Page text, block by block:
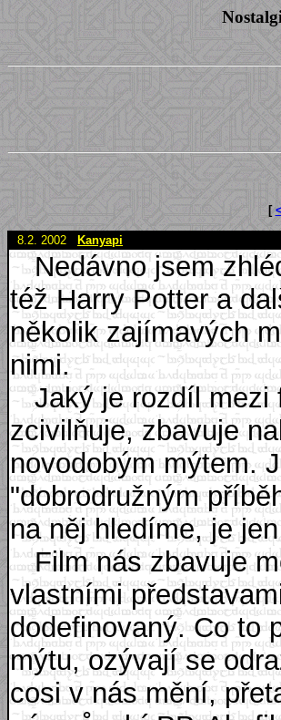
[
8.2. 2002 Kanyapi
Nedávno jsem
též Harry Potter a
několik zajímavých
nimi.
Jaký je rozdíl mezi
zcivilňuje, zbavuje
novodobým mýtem.
"dobrodružným
na něj hledíme, je
Film nás zbavuje
vlastními
dodefinovaný. Co to
mýtu, ozývají se
cosi v nás mění,